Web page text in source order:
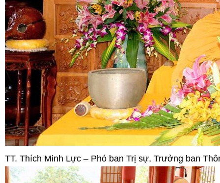
TT. Thích Minh Lực – Phó ban Trị sự, Trưởng ban